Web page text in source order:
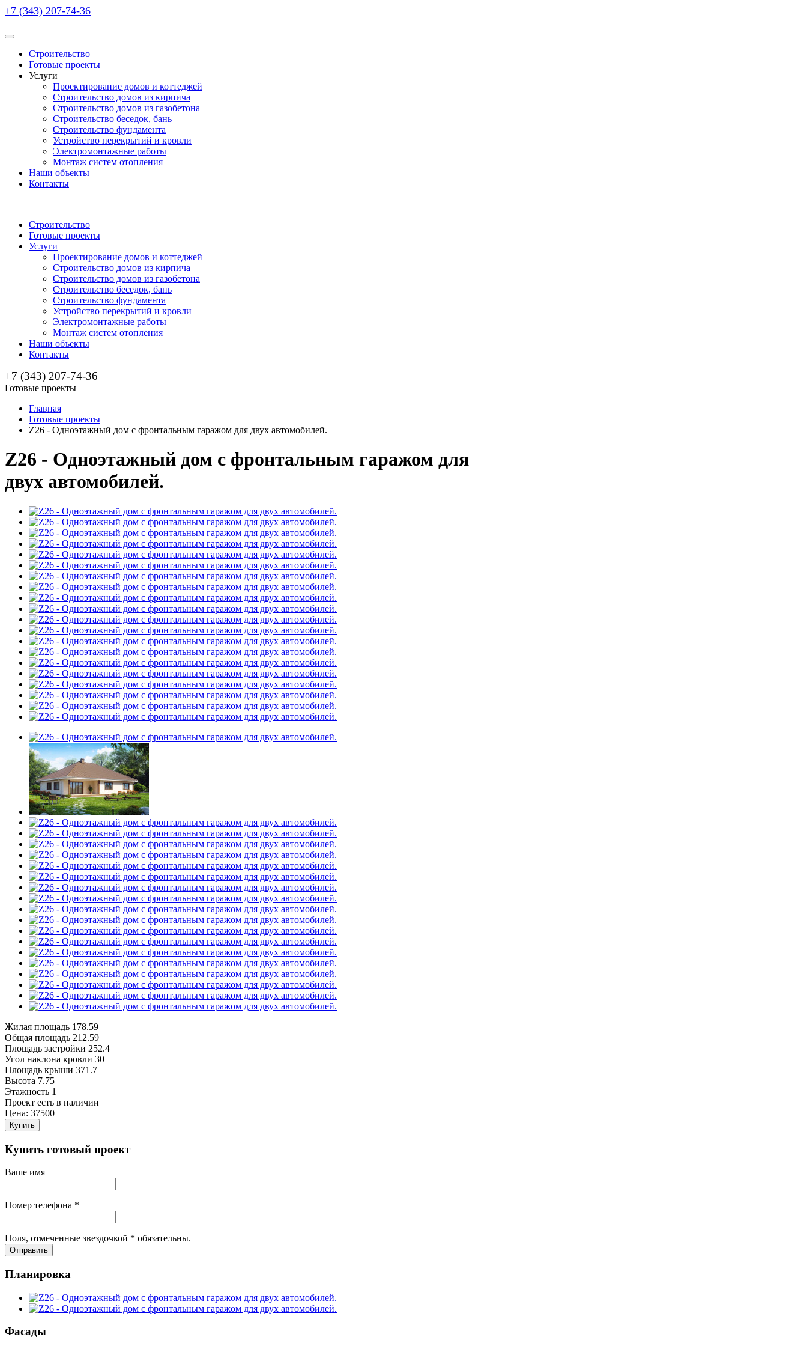
+7 (343) 207-74-36
Строительство
Готовые проекты
Услуги
Проектирование домов и коттеджей
Строительство домов из кирпича
Строительство домов из газобетона
Строительство беседок, бань
Строительство фундамента
Устройство перекрытий и кровли
Электромонтажные работы
Монтаж систем отопления
Наши объекты
Контакты
Строительство
Готовые проекты
Услуги
Проектирование домов и коттеджей
Строительство домов из кирпича
Строительство домов из газобетона
Строительство беседок, бань
Строительство фундамента
Устройство перекрытий и кровли
Электромонтажные работы
Монтаж систем отопления
Наши объекты
Контакты
+7 (343) 207-74-36
Готовые проекты
Главная
Готовые проекты
Z26 - Одноэтажный дом с фронтальным гаражом для двух автомобилей.
Z26 - Одноэтажный дом с фронтальным гаражом для
двух автомобилей.
Жилая площадь 178.59
Общая площадь 212.59
Площадь застройки 252.4
Угол наклона кровли 30
Площадь крыши 371.7
Высота 7.75
Этажность 1
Проект есть в наличии
Цена: 37500
Купить
Купить готовый проект
Ваше имя
Номер телефона *
Поля, отмеченные звездочкой * обязательны.
Отправить
Планировка
Фасады